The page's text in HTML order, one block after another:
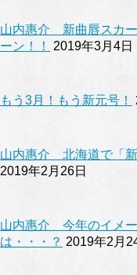
山内惠介 新曲唇スカ
ーン！！
2019年3月4日
もう3月！もう新元号！
山内惠介 北海道で「新
2019年2月26日
山内惠介 今年のイメ
は・・・？ 2019年2月